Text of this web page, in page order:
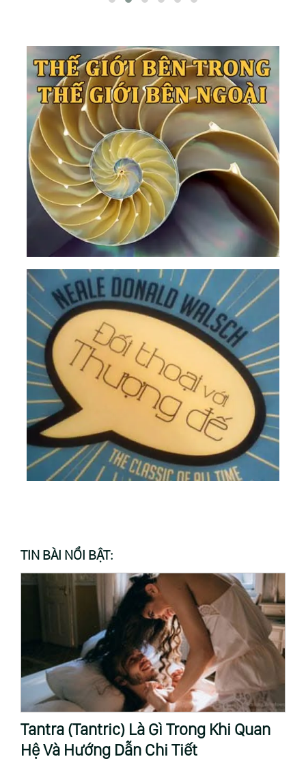
TIN BÀI NỔI BẬT:
Tantra (Tantric) Là Gì Trong Khi Quan
Hệ Và Hướng Dẫn Chi Tiết